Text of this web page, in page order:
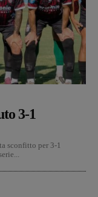
3-1
sconfitto per 3-1